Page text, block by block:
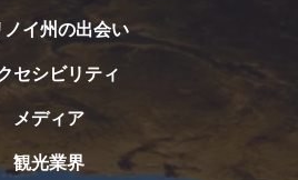
ノイ州の出会い
セシビリティ
メディア
観光業界